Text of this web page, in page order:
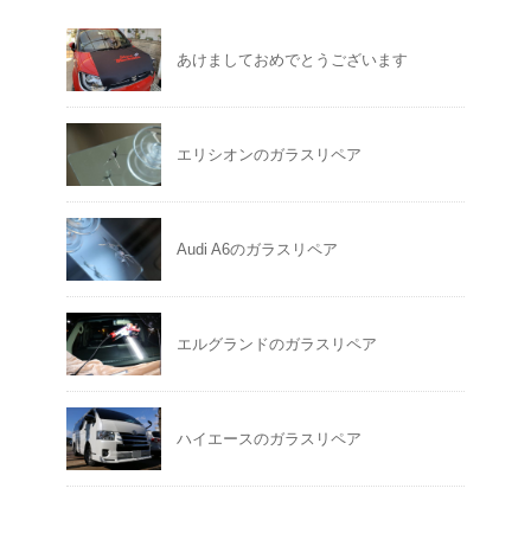
あけましておめでとうございます
エリシオンのガラスリペア
Audi A6のガラスリペア
エルグランドのガラスリペア
ハイエースのガラスリペア